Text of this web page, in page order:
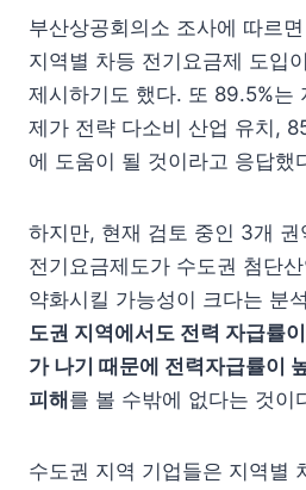
부산상공회의소 조사에 따르
지역별 차등 전기요금제 도입
제시하기도 했다. 또 89.5%는
제가 전략 다소비 산업 유치,
에 도움이 될 것이라고 응답했
하지만, 현재 검토 중인 3개
전기요금제도가 수도권 첨단
약화시킬 가능성이 크다는 분
도권 지역에서도 전력 자급률
가 나기 때문에 전력자급률이
피해를 볼 수밖에 없다는 것이
수도권 지역 기업들은 지역별